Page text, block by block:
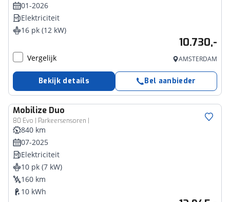
01-2026
Elektriciteit
16 pk (12 kW)
10.730,-
Vergelijk AMSTERDAM
Bekijk details Bel aanbieder
Mobilize Duo
80 Evo | Parkeersensoren |
840 km
07-2025
Elektriciteit
10 pk (7 kW)
160 km
10 kWh